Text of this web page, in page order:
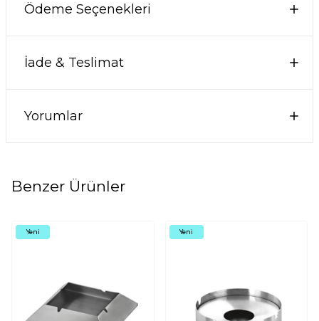
Ödeme Seçenekleri
İade & Teslimat
Yorumlar
Benzer Ürünler
Yeni Yeni